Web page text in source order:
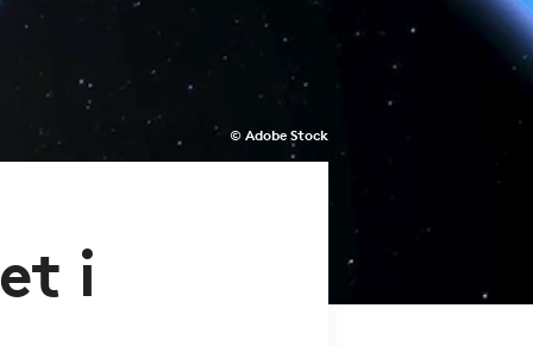
© Adobe Stock
i